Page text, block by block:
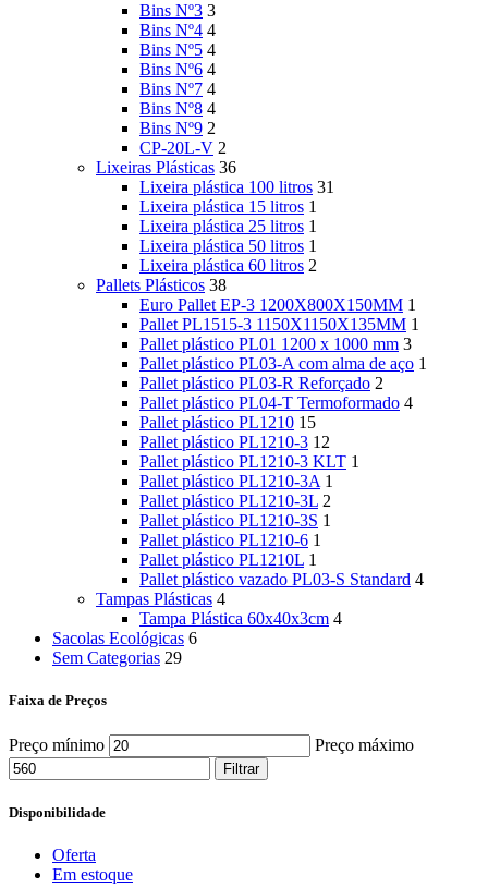
Bins Nº3 3
Bins Nº4 4
Bins Nº5 4
Bins Nº6 4
Bins Nº7 4
Bins Nº8 4
Bins Nº9 2
CP-20L-V 2
Lixeiras Plásticas 36
Lixeira plástica 100 litros 31
Lixeira plástica 15 litros 1
Lixeira plástica 25 litros 1
Lixeira plástica 50 litros 1
Lixeira plástica 60 litros 2
Pallets Plásticos 38
Euro Pallet EP-3 1200X800X150MM 1
Pallet PL1515-3 1150X1150X135MM 1
Pallet plástico PL01 1200 x 1000 mm 3
Pallet plástico PL03-A com alma de aço 1
Pallet plástico PL03-R Reforçado 2
Pallet plástico PL04-T Termoformado 4
Pallet plástico PL1210 15
Pallet plástico PL1210-3 12
Pallet plástico PL1210-3 KLT 1
Pallet plástico PL1210-3A 1
Pallet plástico PL1210-3L 2
Pallet plástico PL1210-3S 1
Pallet plástico PL1210-6 1
Pallet plástico PL1210L 1
Pallet plástico vazado PL03-S Standard 4
Tampas Plásticas 4
Tampa Plástica 60x40x3cm 4
Sacolas Ecológicas 6
Sem Categorias 29
Faixa de Preços
Preço mínimo Preço máximo
Filtrar
Disponibilidade
Oferta
Em estoque